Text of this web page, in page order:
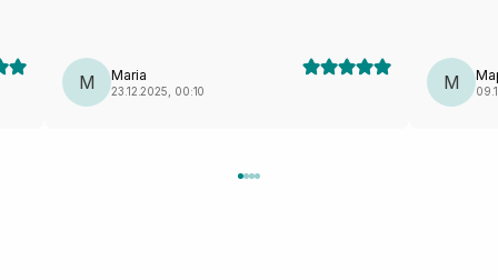
M Maria
23.12.2025, 00:10 М